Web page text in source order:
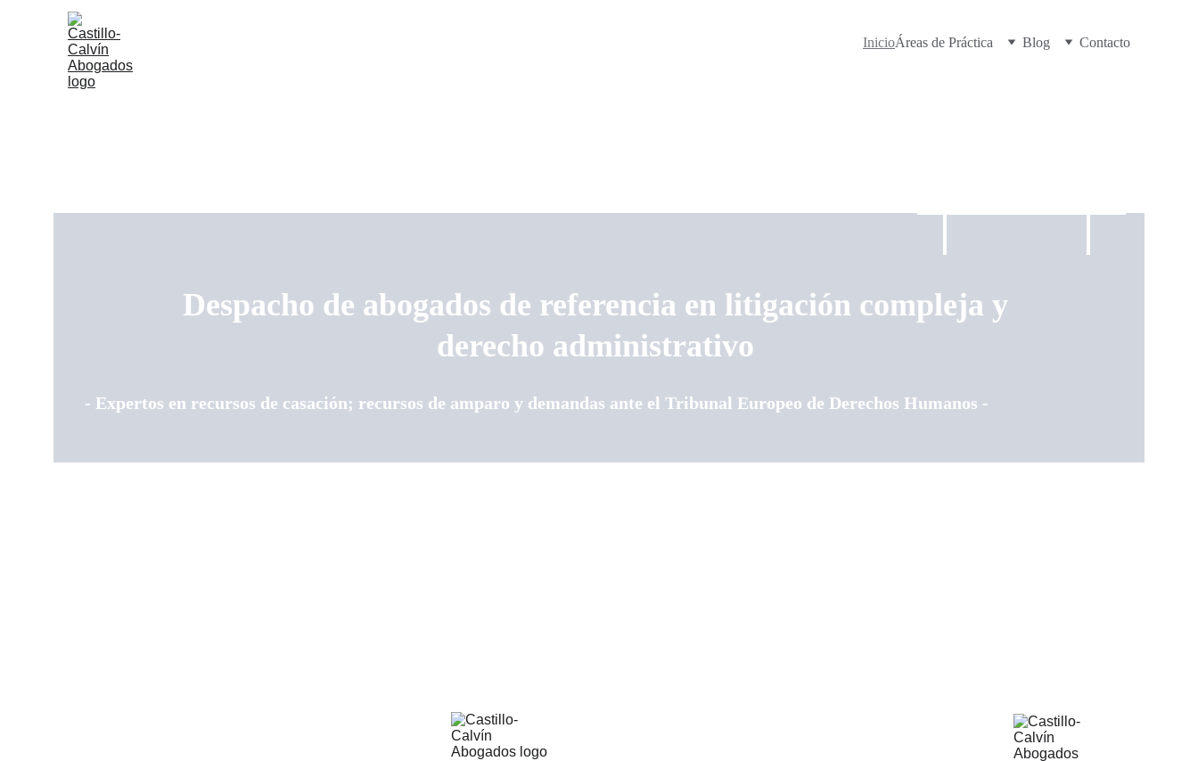
InicioÁreas de Práctica Blog Contacto
Despacho de abogados de referencia en litigación compleja y
derecho administrativo
- Expertos en recursos de casación; recursos de amparo y demandas ante el Tribunal Europeo de Derechos Humanos -